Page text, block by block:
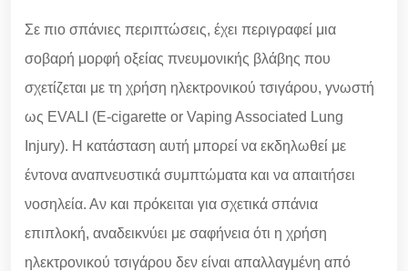
Σε πιο σπάνιες περιπτώσεις, έχει περιγραφεί μια
σοβαρή μορφή οξείας πνευμονικής βλάβης που
σχετίζεται με τη χρήση ηλεκτρονικού τσιγάρου, γνωστή
ως EVALI (E-cigarette or Vaping Associated Lung
Injury). Η κατάσταση αυτή μπορεί να εκδηλωθεί με
έντονα αναπνευστικά συμπτώματα και να απαιτήσει
νοσηλεία. Αν και πρόκειται για σχετικά σπάνια
επιπλοκή, αναδεικνύει με σαφήνεια ότι η χρήση
ηλεκτρονικού τσιγάρου δεν είναι απαλλαγμένη από